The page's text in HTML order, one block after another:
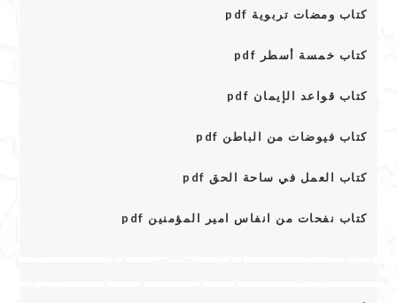
كتاب ومضات تربوية pdf
كتاب خمسة أسطر pdf
كتاب قواعد الإيمان pdf
كتاب فيوضات من الباطن pdf
كتاب العمل في ساحة الحق pdf
كتاب نفحات من انفاس امير المؤمنين pdf